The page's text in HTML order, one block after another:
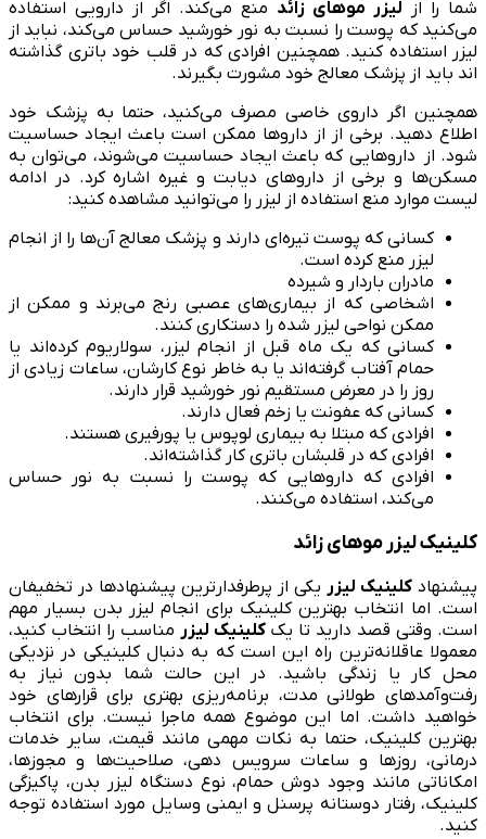
شما را از لیزر موهای زائد منع می‌کند. اگر از دارویی استفاده
می‌کنید که پوست را نسبت به نور خورشید حساس می‌کند، نباید از
لیزر استفاده کنید. همچنین افرادی که در قلب خود باتری گذاشته
اند باید از پزشک معالج خود مشورت بگیرند.
همچنین اگر داروی خاصی مصرف می‌کنید، حتما به پزشک خود
اطلاع دهید. برخی از از دارو‌ها ممکن است باعث ایجاد حساسیت
شود. از داروهایی که باعث ایجاد حساسیت می‌شوند، می‌توان به
مسکن‌ها و برخی از داروهای دیابت و غیره اشاره کرد. در ادامه
لیست موارد منع استفاده از لیزر را می‌توانید مشاهده کنید:
کسانی که پوست تیره‌ای دارند و پزشک معالج آن‌ها را از انجام
لیزر منع کرده است.
مادران باردار و شیرده
اشخاصی که از بیماری‌های عصبی رنج می‌برند و ممکن از
ممکن نواحی لیزر شده را دستکاری کنند.
کسانی که یک ماه قبل از انجام لیزر، سولاریوم کرده‌اند یا
حمام آفتاب گرفته‌اند یا به خاطر نوع کارشان، ساعات زیادی از
روز را در معرض مستقیم نور خورشید قرار دارند.
کسانی که عفونت یا زخم فعال دارند.
افرادی که مبتلا به بیماری لوپوس یا پورفیری هستند.
افرادی که در قلبشان باتری کار گذاشته‌اند.
افرادی که داروهایی که پوست را نسبت به نور حساس
می‌کند، استفاده می‌کنند.
کلینیک لیزر موهای زائد
پیشنهاد کلینیک لیزر یکی از پرطرفدارترین پیشنهادها در تخفیفان
است. اما انتخاب بهترین کلینیک برای انجام لیزر بدن بسیار مهم
است. وقتی قصد دارید تا یککلینیک لیزر مناسب را انتخاب کنید،
معمولا عاقلانه‌ترین راه این است که به دنبال کلینیکی در نزدیکی
محل کار یا زندگی باشید. در این حالت شما بدون نیاز به
رفت‌وآمدهای طولانی مدت، برنامه‌ریزی بهتری برای قرارهای خود
خواهید داشت. اما این موضوع همه ماجرا نیست. برای انتخاب
بهترین کلینیک، حتما به نکات مهمی مانند قیمت، سایر خدمات
درمانی، روزها و ساعات سرویس دهی، صلاحیت‌ها و مجوزها،
امکاناتی مانند وجود دوش حمام، نوع دستگاه لیزر بدن، پاکیزگی
کلینیک، رفتار دوستانه پرسنل و ایمنی وسایل مورد استفاده توجه
کنید.